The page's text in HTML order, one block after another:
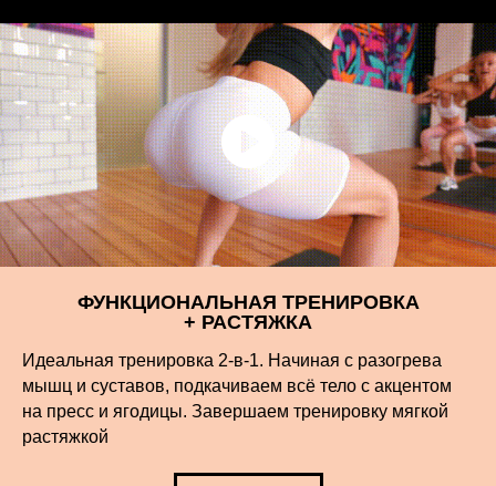
ФУНКЦИОНАЛЬНАЯ ТРЕНИРОВКА
+ РАСТЯЖКА
Идеальная тренировка 2-в-1. Начиная с разогрева
мышц и суставов, подкачиваем всё тело с акцентом
на пресс и ягодицы. Завершаем тренировку мягкой
растяжкой